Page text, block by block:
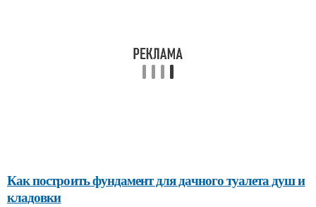
Как построить фундамент для дачного туалета душ и
кладовки